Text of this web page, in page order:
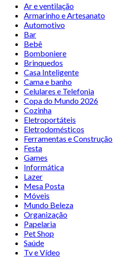
Ar e ventilação
Armarinho e Artesanato
Automotivo
Bar
Bebê
Bomboniere
Brinquedos
Casa Inteligente
Cama e banho
Celulares e Telefonia
Copa do Mundo 2026
Cozinha
Eletroportáteis
Eletrodomésticos
Ferramentas e Construção
Festa
Games
Informática
Lazer
Mesa Posta
Móveis
Mundo Beleza
Organização
Papelaria
Pet Shop
Saúde
Tv e Vídeo